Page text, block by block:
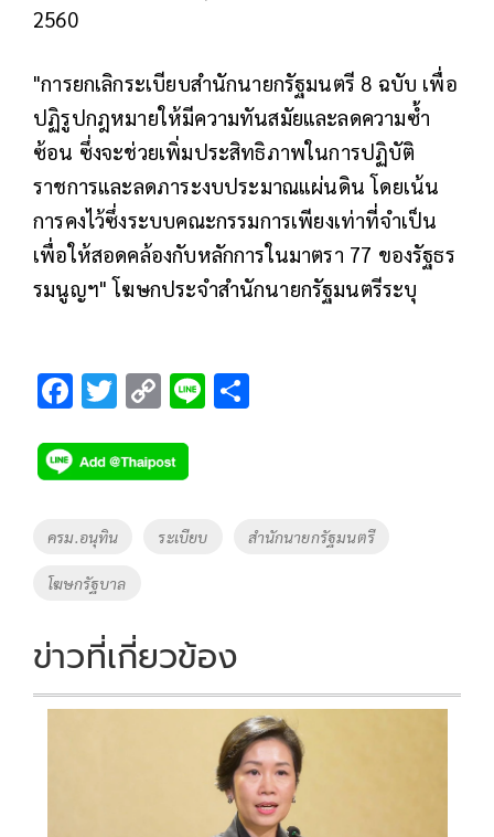
2560
"การยกเลิกระเบียบสำนักนายกรัฐมนตรี 8 ฉบับ เพื่อ
ปฏิรูปกฎหมายให้มีความทันสมัยและลดความซ้ำ
ซ้อน ซึ่งจะช่วยเพิ่มประสิทธิภาพในการปฏิบัติ
ราชการและลดภาระงบประมาณแผ่นดิน โดยเน้น
การคงไว้ซึ่งระบบคณะกรรมการเพียงเท่าที่จำเป็น
เพื่อให้สอดคล้องกับหลักการในมาตรา 77 ของรัฐธร
รมนูญฯ" โฆษกประจำสำนักนายกรัฐมนตรีระบุ
F
e
b
o
o
k
T
tt
er
C
p
y
Li
Li
Tags
ครม.อนุทิน ระเบียบ สำนักนายกรัฐมนตรี
โฆษกรัฐบาล
ข่าวที่เกี่ยวข้อง